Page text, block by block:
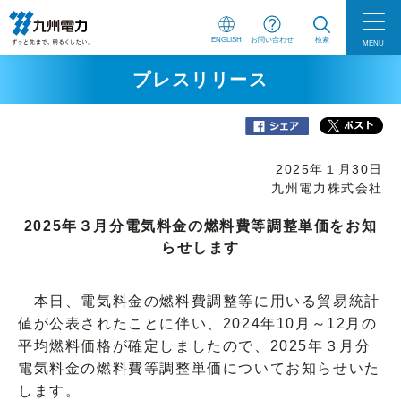
ENGLISH お問い合わせ 検索 MENU
プレスリリース
2025年１月30日
九州電力株式会社
2025年３月分電気料金の燃料費等調整単価をお知
らせします
本日、電気料金の燃料費調整等に用いる貿易統計
値が公表されたことに伴い、2024年10月～12月の
平均燃料価格が確定しましたので、2025年３月分
電気料金の燃料費等調整単価についてお知らせいた
します。